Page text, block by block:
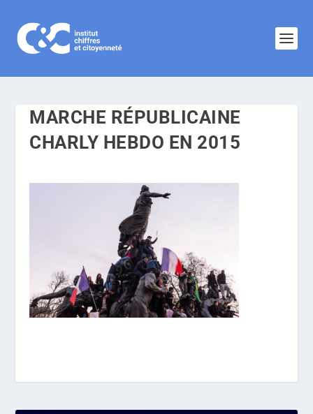
MARCHE RÉPUBLICAINE
CHARLY HEBDO EN 2015